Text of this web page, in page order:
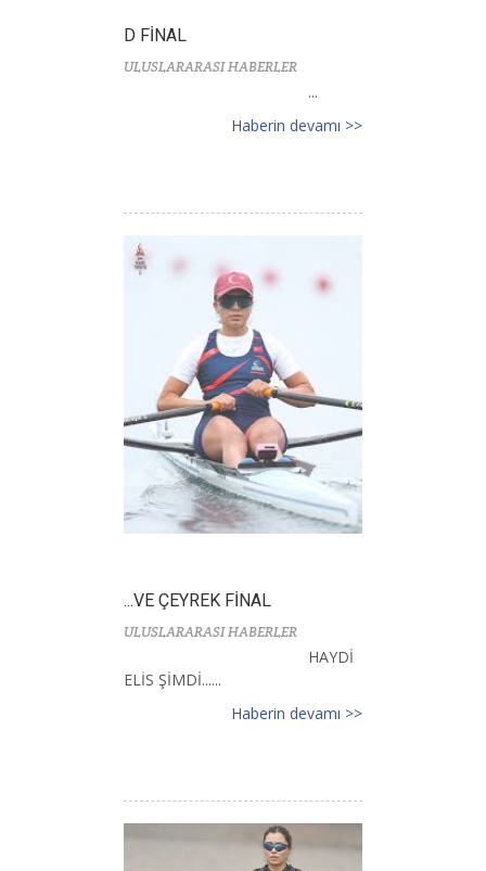
D FİNAL
ULUSLARARASI HABERLER
...
Haberin devamı >>
...VE ÇEYREK FİNAL
ULUSLARARASI HABERLER
HAYDİ
ELİS ŞİMDİ......
Haberin devamı >>